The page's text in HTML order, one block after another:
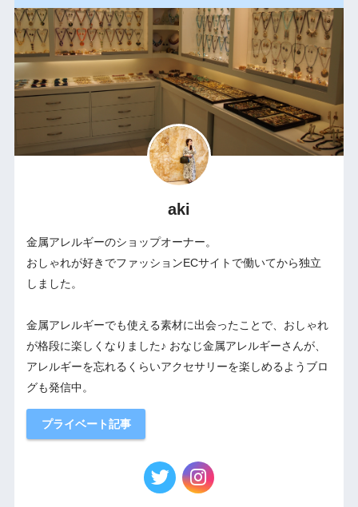
aki
金属アレルギーのショップオーナー。
おしゃれが好きでファッションECサイトで働いてから独立
しました。
金属アレルギーでも使える素材に出会ったことで、おしゃれ
が格段に楽しくなりました♪ おなじ金属アレルギーさんが、
アレルギーを忘れるくらいアクセサリーを楽しめるようブロ
グも発信中。
プライベート記事